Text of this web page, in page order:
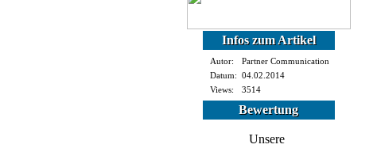
Infos zum Artikel
Autor:
Partner Communication
Datum: 04.02.2014
Views:
3514
Bewertung